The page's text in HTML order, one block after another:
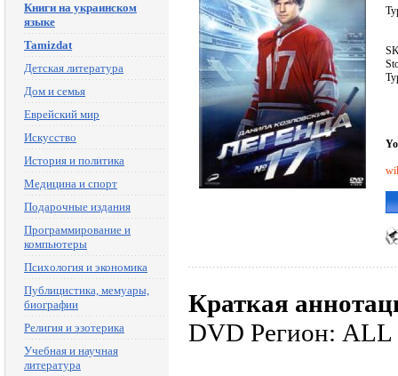
Книги на украинском
языке
Tamizdat
Детская литература
Дом и семья
Еврейский мир
Искусство
История и политика
Медицина и спорт
Подарочные издания
Программирование и
компьютеры
Психология и экономика
Публицистика, мемуары,
биографии
Религия и эзотерика
Учебная и научная
литература
Краткая
DVD Регион: ALL